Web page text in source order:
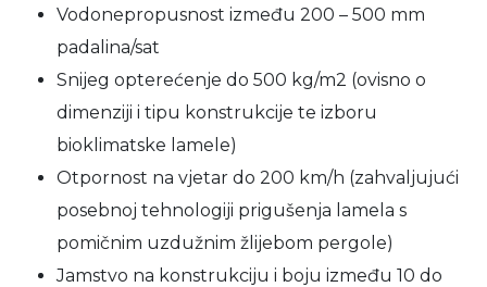
Vodonepropusnost između 200 – 500 mm
padalina/sat
Snijeg opterećenje do 500 kg/m2 (ovisno o
dimenziji i tipu konstrukcije te izboru
bioklimatske lamele)
Otpornost na vjetar do 200 km/h (zahvaljujući
posebnoj tehnologiji prigušenja lamela s
pomičnim uzdužnim žlijebom pergole)
Jamstvo na konstrukciju i boju između 10 do